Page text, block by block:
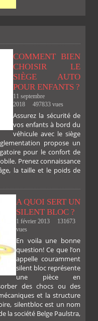
COMMENT BIEN
CHOISIR LE
SIÈGE AUTO
POUR ENFANTS ?
11 septembre
2018
497833 vues
Assurez la sécurité de
vos enfants à bord du
véhicule avec le siège
propose un
pour le confort de
Prenez connaissance
la taille et le poids de
A QUOI SERT UN
SILENT BLOC ?
1 février 2013
131673
vues
En voila une bonne
question! Ce que l’on
appelle couramment
silent bloc représente
une pièce en
des chocs ou des
et la structure
silentbloc est un nom
la société Belge Paulstra,